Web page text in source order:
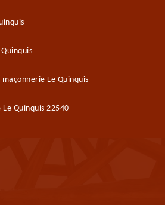
Le Quinquis
Quinquis 22540